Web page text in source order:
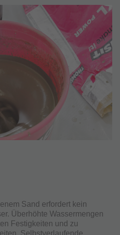
Sand erfordert kein
Überhöhte Wassermengen
Festigkeiten und zu